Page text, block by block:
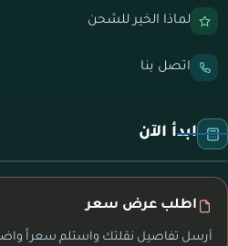
لماذا الخير للشحن
اتصل بنا
ابدأ الآن
اطلب عرض سعر
أرسل تفاصيل نقلتك واستلم سعراً واضحاً